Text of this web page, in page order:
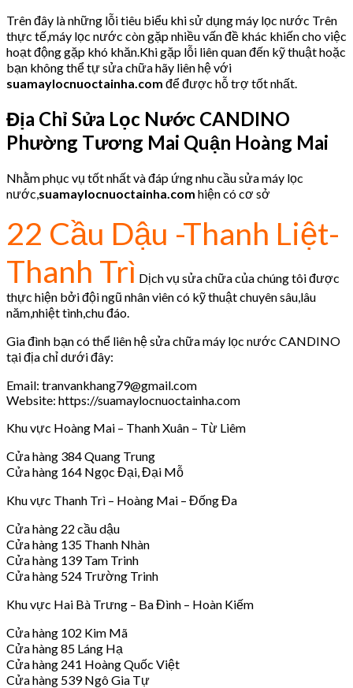
Trên đây là những lỗi tiêu biểu khi sử dụng máy lọc nước Trên
thực tế,máy lọc nước còn gặp nhiều vấn đề khác khiến cho việc
hoạt động gặp khó khăn.Khi gặp lỗi liên quan đến kỹ thuật hoặc
bạn không thể tự sửa chữa hãy liên hệ với
suamaylocnuoctainha.com để được hỗ trợ tốt nhất.
Địa Chỉ Sửa Lọc Nước CANDINO
Phường Tương Mai Quận Hoàng Mai
Nhằm phục vụ tốt nhất và đáp ứng nhu cầu sửa máy lọc
nước, suamaylocnuoctainha.com hiện có cơ sở
22 Cầu Dậu -Thanh Liệt-
Thanh Trì Dịch vụ sửa chữa của chúng tôi được
thực hiện bởi đội ngũ nhân viên có kỹ thuật chuyên sâu,lâu
năm,nhiệt tình,chu đáo.
Gia đình bạn có thể liên hệ sửa chữa máy lọc nước CANDINO
tại địa chỉ dưới đây:
Email: tranvankhang79@gmail.com
Website: https://suamaylocnuoctainha.com
Khu vực Hoàng Mai – Thanh Xuân – Từ Liêm
Cửa hàng 384 Quang Trung
Cửa hàng 164 Ngọc Đại, Đại Mỗ
Khu vực Thanh Trì – Hoàng Mai – Đống Đa
Cửa hàng 22 cầu dậu
Cửa hàng 135 Thanh Nhàn
Cửa hàng 139 Tam Trinh
Cửa hàng 524 Trường Trinh
Khu vực Hai Bà Trưng – Ba Đình – Hoàn Kiếm
Cửa hàng 102 Kim Mã
Cửa hàng 85 Láng Hạ
Cửa hàng 241 Hoàng Quốc Việt
Cửa hàng 539 Ngô Gia Tự